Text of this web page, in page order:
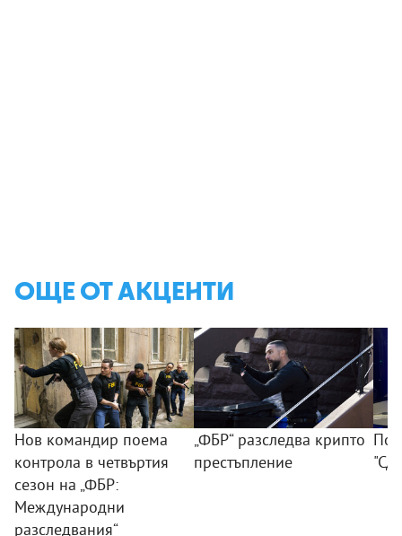
ОЩЕ ОТ АКЦЕНТИ
Нов командир поема
контрола в четвъртия
сезон на „ФБР:
Международни
разследвания“
„ФБР“ разследва крипто
престъпление